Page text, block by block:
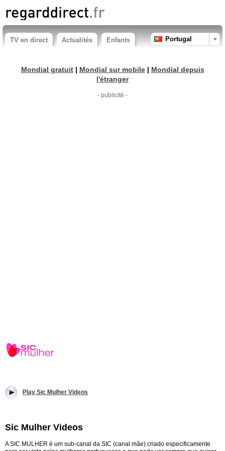
TV en direct Actualités Enfants Portugal
Mondial gratuit| Mondial sur mobile| Mondial depuis
l'étranger
- publicité -
Play Sic Mulher Videos
Sic Mulher Videos
A SIC MULHER é um sub-canal da SIC (canal mãe) criado especificamente